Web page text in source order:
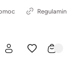
Regulamin